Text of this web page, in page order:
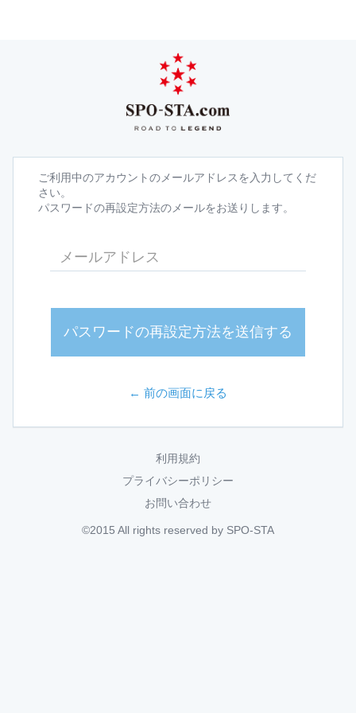
ご利用中のアカウントのメールアドレスを入力してくだ
さい。
パスワードの再設定方法のメールをお送りします。
パスワードの再設定方法を送信する
← 前の画面に戻る
利用規約
プライバシーポリシー
お問い合わせ
©2015 All rights reserved by SPO-STA